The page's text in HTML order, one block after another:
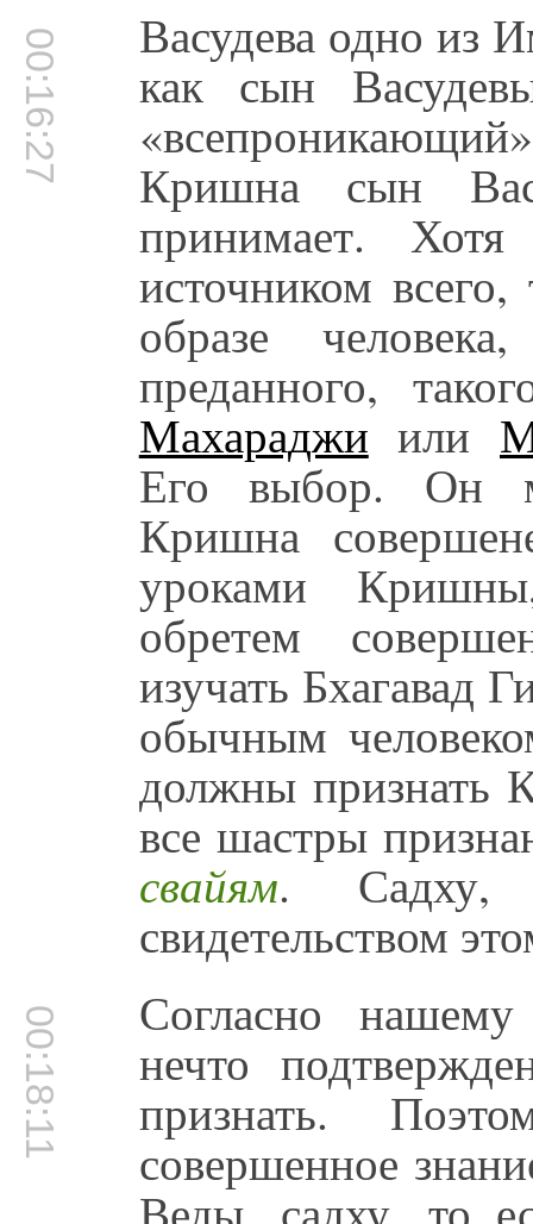
00:16:27 Васудева одно из
как сын
Кришна сын
принимает.
источником
образе
преданного,
Махараджи или
Его выбор. Он
Кришна
уроками
обретем
изучать Бхагавад
обычным
должны признать
все шастры
свайям. Садху,
свидетельством
00:18:11 Согласно
нечто
признать.
совершенное